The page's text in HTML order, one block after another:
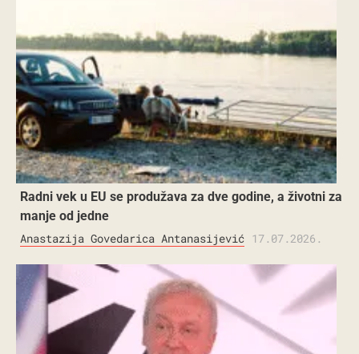
Radni vek u EU se produžava za dve godine, a životni za
manje od jedne
Anastazija Govedarica Antanasijević 17.07.2026.